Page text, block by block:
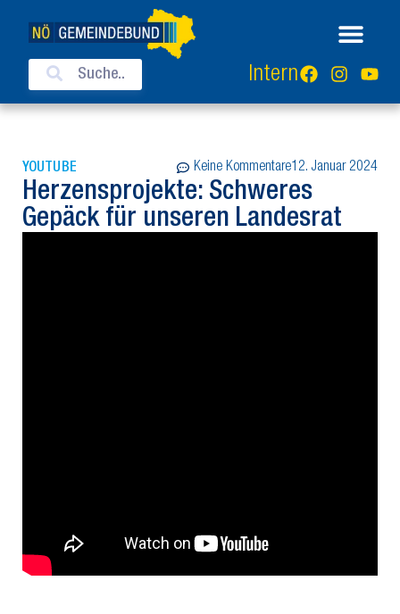
Intern
YOUTUBE Keine Kommentare12. Januar 2024
Herzensprojekte: Schweres
Gepäck für unseren Landesrat